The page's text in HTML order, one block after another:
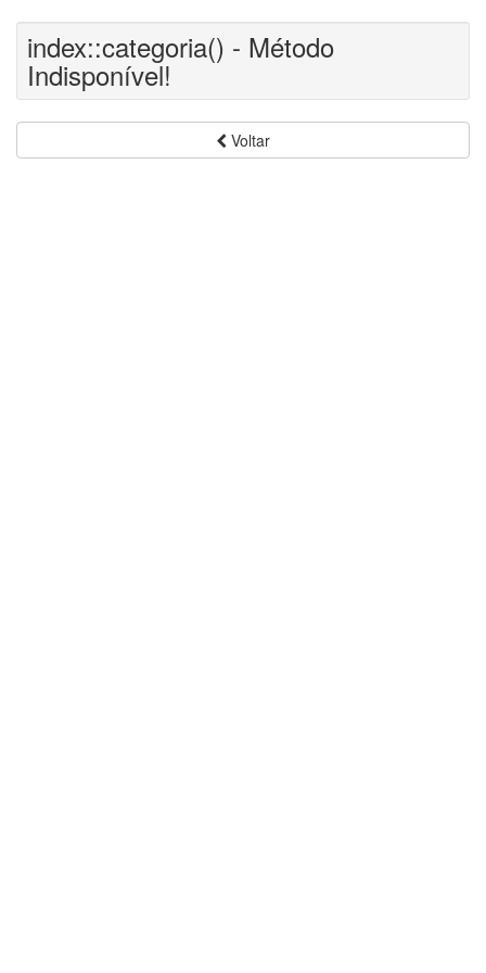
index::categoria() - Método
Indisponível!
Voltar